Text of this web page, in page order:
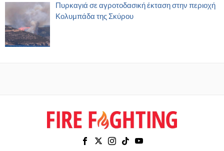
Πυρκαγιά σε αγροτοδασική έκταση στην περιοχή
Κολυμπάδα της Σκύρου